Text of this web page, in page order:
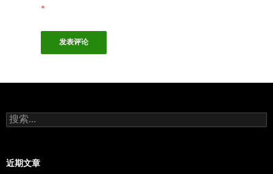
*
搜
索：
近期文章